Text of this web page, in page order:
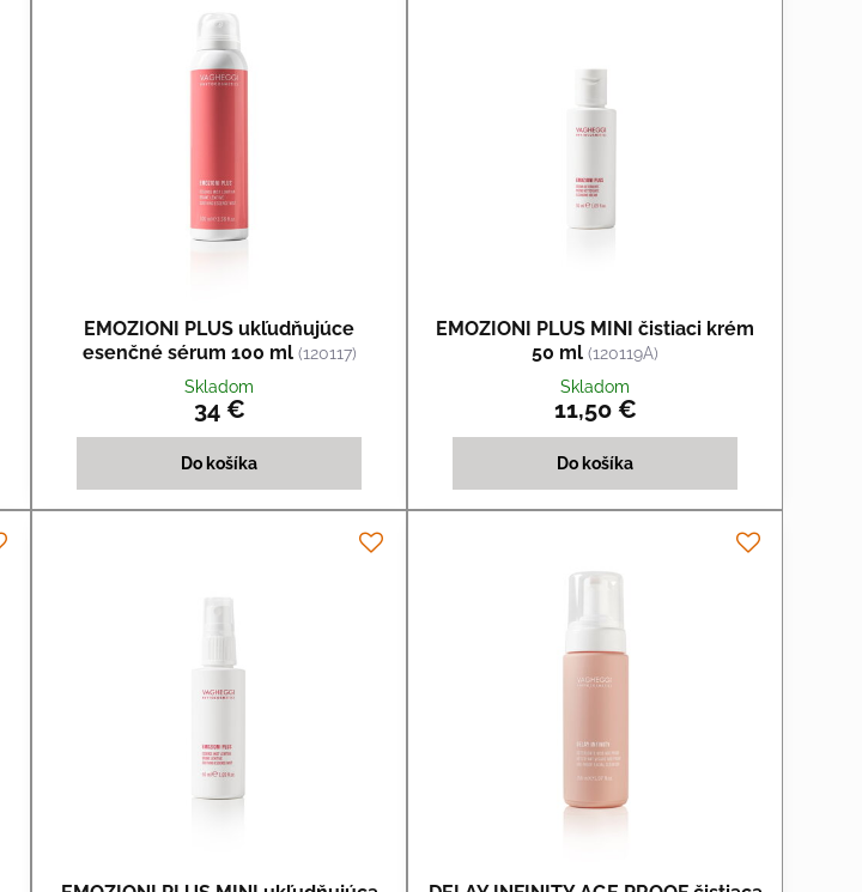
EMOZIONI PLUS ukľudňujúce
esenčné sérum 100 ml (120117)
Skladom
34 €
Do košíka
EMOZIONI PLUS MINI čistiaci krém
50 ml (120119A)
Skladom
11,50 €
Do košíka